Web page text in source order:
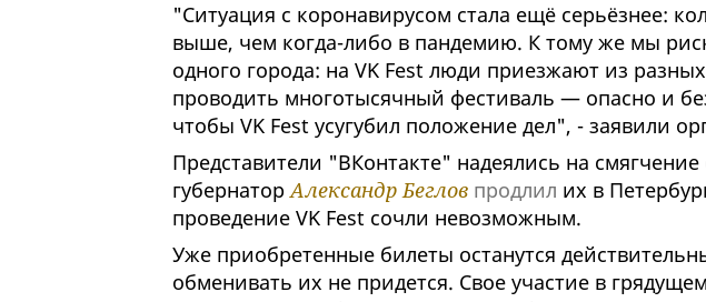
"Ситуация с коронавирусом стала ещё серьёзнее:
выше, чем когда-либо в пандемию. К тому же мы
одного города: на VK Fest люди приезжают из
проводить многотысячный фестиваль — опасно и
чтобы VK Fest усугубил положение дел", - заявили
Представители "ВКонтакте" надеялись на
губернаторАлександр Беглов продлил их в
проведение VK Fest сочли невозможным.
Уже приобретенные билеты останутся
обменивать их не придется. Свое участие в